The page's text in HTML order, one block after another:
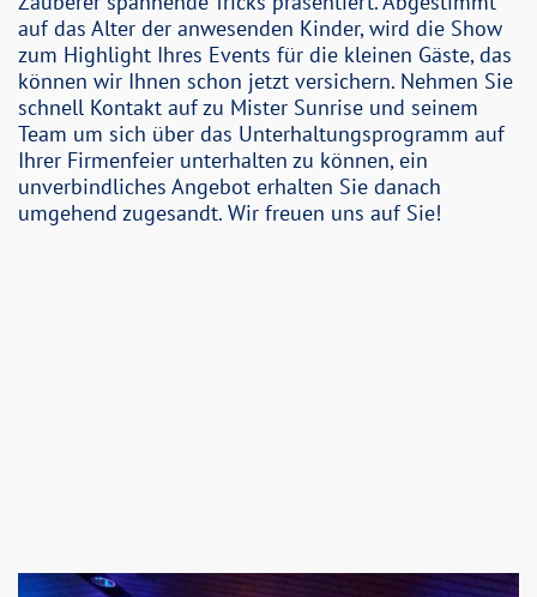
auf das Alter der anwesenden Kinder, wird die Show
zum Highlight Ihres Events für die kleinen Gäste, das
können wir Ihnen schon jetzt versichern. Nehmen Sie
schnell Kontakt auf zu Mister Sunrise und seinem
Team um sich über das Unterhaltungsprogramm auf
Ihrer Firmenfeier unterhalten zu können, ein
unverbindliches Angebot erhalten Sie danach
umgehend zugesandt. Wir freuen uns auf Sie!